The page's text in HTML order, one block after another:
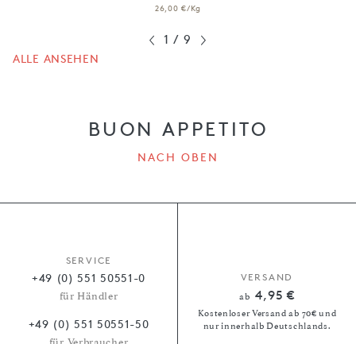
26,00 €/Kg
1 / 9
ALLE ANSEHEN
BUON APPETITO
NACH OBEN
SERVICE
+49 (0) 551 50551-0
für Händler
+49 (0) 551 50551-50
VERSAND
ab 4,95 €
Kostenloser Versand ab 70€ und
nur innerhalb Deutschlands.